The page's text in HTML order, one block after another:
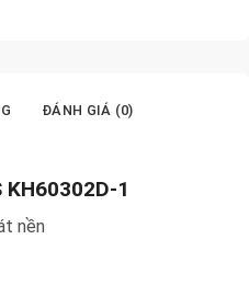
ĐÁNH GIÁ (0)
1
nền